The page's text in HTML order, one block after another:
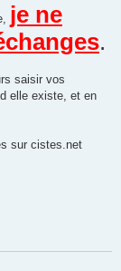
je ne
.
saisir vos
elle existe, et en
sur cistes.net